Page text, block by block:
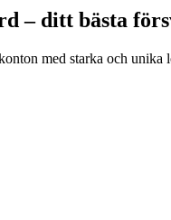
– ditt bästa
med starka och unika